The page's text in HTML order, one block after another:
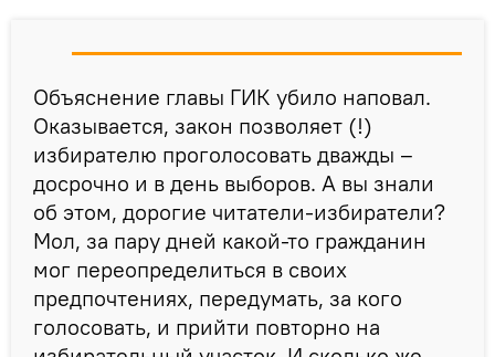
Объяснение главы ГИК убило наповал.
Оказывается, закон позволяет (!)
избирателю проголосовать дважды –
досрочно и в день выборов. А вы знали
об этом, дорогие читатели-избиратели?
Мол, за пару дней какой-то гражданин
мог переопределиться в своих
предпочтениях, передумать, за кого
голосовать, и прийти повторно на